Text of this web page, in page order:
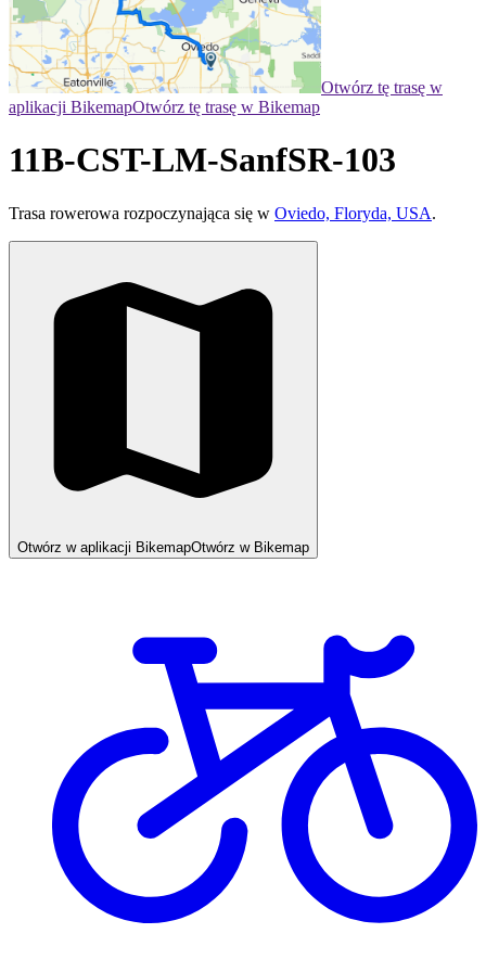
Otwórz tę trasę w
aplikacji BikemapOtwórz tę trasę w Bikemap
11B-CST-LM-SanfSR-103
Trasa rowerowa rozpoczynająca się w Oviedo, Floryda, USA.
Otwórz w aplikacji BikemapOtwórz w Bikemap